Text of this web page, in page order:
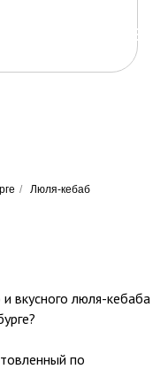
/ Люля-кебаб
вкусного люля-кебаба
по